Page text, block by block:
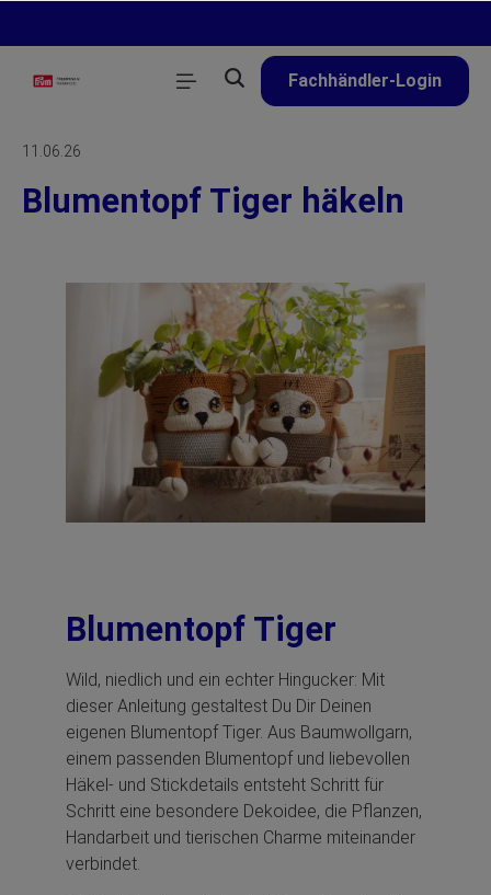
Fachhändler-Login
11.06.26
Blumentopf Tiger häkeln
Blumentopf Tiger
Wild, niedlich und ein echter Hingucker: Mit
dieser Anleitung gestaltest Du Dir Deinen
eigenen Blumentopf Tiger. Aus Baumwollgarn,
einem passenden Blumentopf und liebevollen
Häkel- und Stickdetails entsteht Schritt für
Schritt eine besondere Dekoidee, die Pflanzen,
Handarbeit und tierischen Charme miteinander
verbindet.